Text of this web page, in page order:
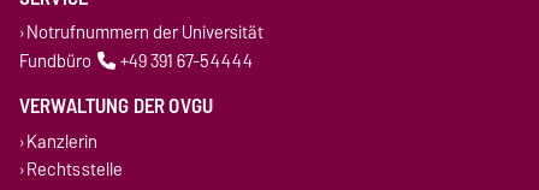
Notrufnummern der Universität
Fundbüro
+49 391 67-54444
VERWALTUNG DER OVGU
Kanzlerin
Rechtsstelle